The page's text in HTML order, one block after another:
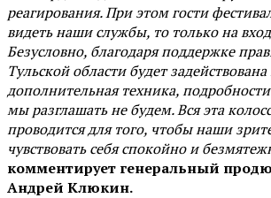
реагирования. При этом гости
видеть наши службы, то только на
Безусловно, благодаря поддержке
Тульской области будет
дополнительная техника,
мы разглашать не будем. Вся эта
проводится для того, чтобы наши
чувствовать себя спокойно и
комментирует генеральный
Андрей Клюкин.